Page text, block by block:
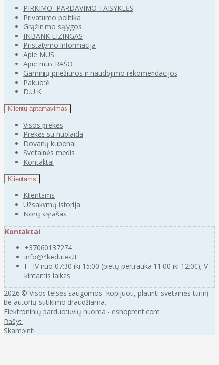
PIRKIMO–PARDAVIMO TAISYKLĖS
Privatumo politika
Grąžinimo sąlygos
INBANK LIZINGAS
Pristatymo informacija
Apie MUS
Apie mus RAŠO
Gaminių priežiūros ir naudojimo rekomendacijos
Pakuotė
D.U.K.
Klientų aptarnavimas
Visos prekės
Prekės su nuolaida
Dovanų kuponai
Svetainės medis
Kontaktai
Klientams
Klientams
Užsakymų istorija
Norų sąrašas
Kontaktai
+37060137274
info@4kedutes.lt
I - IV nuo 07:30 iki 15:00 (pietų pertrauka 11:00 iki 12:00); V -
kintantis laikas
2026 © Visos teisės saugomos. Kopijuoti, platinti svetainės turinį
be autorių sutikimo draudžiama.
Elektroninių parduotuvių nuoma - eshoprent.com
Rašyti
Skambinti